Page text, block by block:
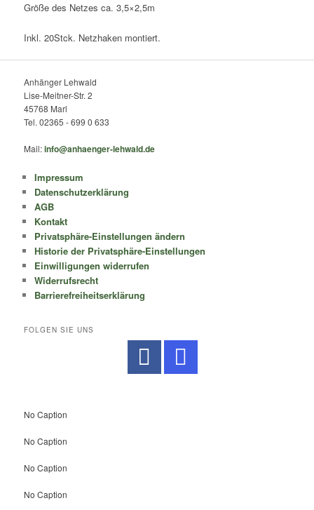
Größe des Netzes ca. 3,5×2,5m
Inkl. 20Stck. Netzhaken montiert.
Anhänger Lehwald
Lise-Meitner-Str. 2
45768 Marl
Tel. 02365 - 699 0 633
Mail:info@anhaenger-lehwald.de
Impressum
Datenschutzerklärung
AGB
Kontakt
Privatsphäre-Einstellungen ändern
Historie der Privatsphäre-Einstellungen
Einwilligungen widerrufen
Widerrufsrecht
Barrierefreiheitserklärung
FOLGEN SIE UNS
No Caption
No Caption
No Caption
No Caption